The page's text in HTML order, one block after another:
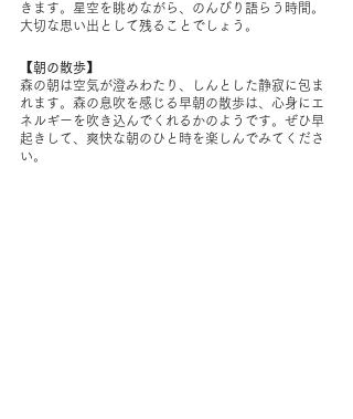
きます。星空を眺めながら、のんびり語らう時間。
大切な思い出として残ることでしょう。
【朝の散歩】
森の朝は空気が澄みわたり、しんとした静寂に包ま
れます。森の息吹を感じる早朝の散歩は、心身にエ
ネルギーを吹き込んでくれるかのようです。ぜひ早
起きして、爽快な朝のひと時を楽しんでみてくださ
い。